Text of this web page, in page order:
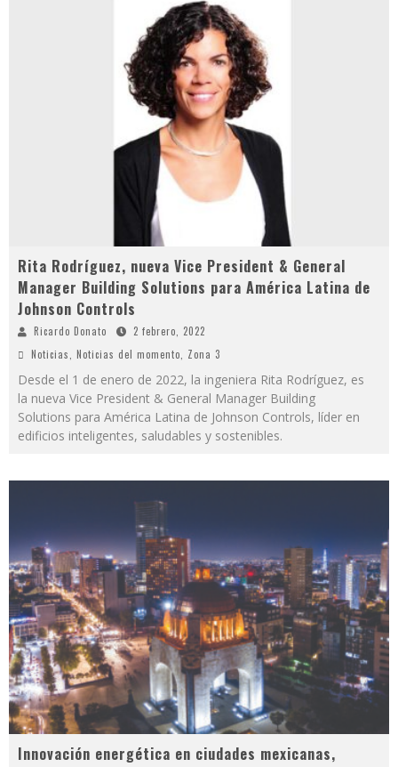
Rita Rodríguez, nueva Vice President & General
Manager Building Solutions para América Latina de
Johnson Controls
Ricardo Donato
2 febrero, 2022
Noticias
Noticias del momento Zona 3
Desde el 1 de enero de 2022, la ingeniera Rita Rodríguez, es
la nueva Vice President & General Manager Building
Solutions para América Latina de Johnson Controls, líder en
edificios inteligentes, saludables y sostenibles.
Innovación energética en ciudades mexicanas,